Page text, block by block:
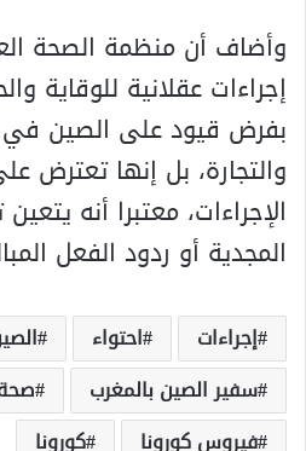
وأضاف أن منظمة الصحة
إجراءات عقلانية للوقاية
بفرض قيود على الصين في
والتجارة، بل إنها تعترض
الإجراءات، معتبرا أنه
المجدية أو ردود الفعل
إجراءات احتواء
سفير الصين بالمغرب
فيروس كورونا
كورونا